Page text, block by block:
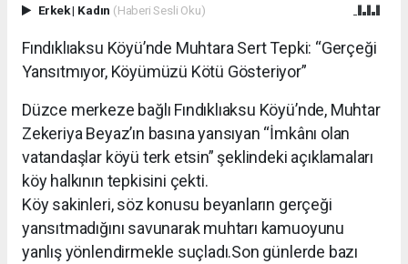
Erkek| Kadın (Haberi Sesli Oku)
Fındıklıaksu Köyü’nde Muhtara Sert Tepki: “Gerçeği
Yansıtmıyor, Köyümüzü Kötü Gösteriyor”
Düzce merkeze bağlı Fındıklıaksu Köyü’nde, Muhtar
Zekeriya Beyaz’ın basına yansıyan “İmkânı olan
vatandaşlar köyü terk etsin” şeklindeki açıklamaları
köy halkının tepkisini çekti.
Köy sakinleri, söz konusu beyanların gerçeği
yansıtmadığını savunarak muhtarı kamuoyunu
yanlış yönlendirmekle suçladı.Son günlerde bazı